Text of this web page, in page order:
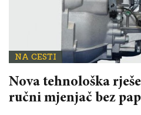
NA CESTI
Nova tehnološka
ručni mjenjač bez